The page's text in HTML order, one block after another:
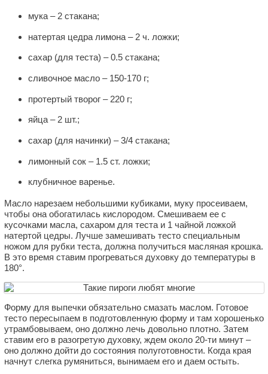
мука – 2 стакана;
натертая цедра лимона – 2 ч. ложки;
сахар (для теста) – 0.5 стакана;
сливочное масло – 150-170 г;
протертый творог – 220 г;
яйца – 2 шт.;
сахар (для начинки) – 3/4 стакана;
лимонный сок – 1.5 ст. ложки;
клубничное варенье.
Масло нарезаем небольшими кубиками, муку просеиваем,
чтобы она обогатилась кислородом. Смешиваем ее с
кусочками масла, сахаром для теста и 1 чайной ложкой
натертой цедры. Лучше замешивать тесто специальным
ножом для рубки теста, должна получиться масляная крошка.
В это время ставим прогреваться духовку до температуры в
180°.
Форму для выпечки обязательно смазать маслом. Готовое
тесто пересыпаем в подготовленную форму и там хорошенько
утрамбовываем, оно должно лечь довольно плотно. Затем
ставим его в разогретую духовку, ждем около 20-ти минут –
оно должно дойти до состояния полуготовности. Когда края
начнут слегка румяниться, вынимаем его и даем остыть.